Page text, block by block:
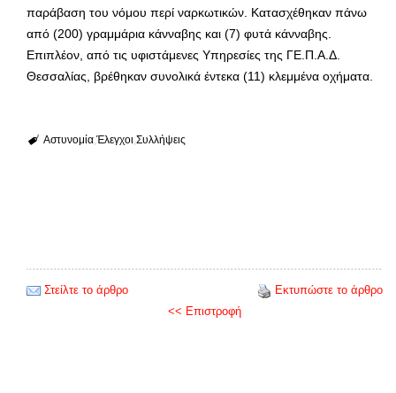
παράβαση του νόμου περί ναρκωτικών. Κατασχέθηκαν πάνω
από (200) γραμμάρια κάνναβης και (7) φυτά κάνναβης.
Επιπλέον, από τις υφιστάμενες Υπηρεσίες της ΓΕ.Π.Α.Δ.
Θεσσαλίας, βρέθηκαν συνολικά έντεκα (11) κλεμμένα οχήματα.
Αστυνομία Έλεγχοι Συλλήψεις
Στείλτε το άρθρο
Εκτυπώστε το άρθρο
<< Επιστροφή